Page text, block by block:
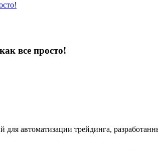
все просто!
автоматизации трейдинга,